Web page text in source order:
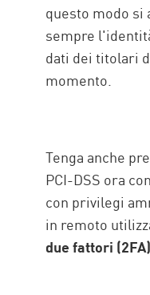
questo modo si
sempre
dati dei titolari
momento.
Tenga anche
PCI-DSS ora
con privilegi
in remoto
due fattori (2FA)